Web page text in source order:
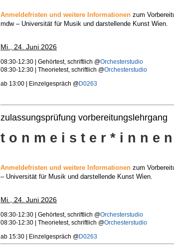
Anmeldefristen und weitere Informationen zum
mdw – Universität für Musik und darstellende Kunst Wien.
Mi., 24. Juni 2026
08:30-12:30 | Gehörtest, schriftlich @Orchesterstudio
08:30-12:30 | Theorietest, schriftlich @Orchesterstudio
ab 13:00 | Einzelgespräch @D0263
zulassungsprüfung vorbereitungslehrgang
t o n m e i s t e r * i n n e
Anmeldefristen und weitere Informationen zum
– Universität für Musik und darstellende Kunst Wien.
Mi., 24. Juni 2026
08:30-12:30 | Gehörtest, schriftlich @Orchesterstudio
08:30-12:30 | Theorietest, schriftlich @Orchesterstudio
ab 15:30 | Einzelgespräch @D0263